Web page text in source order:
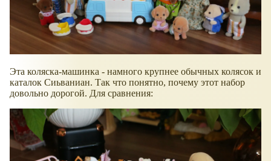
Эта коляска-машинка - намного крупнее обычных колясок и
каталок Сиьваниан. Так что понятно, почему этот набор
довольно дорогой. Для сравнения: